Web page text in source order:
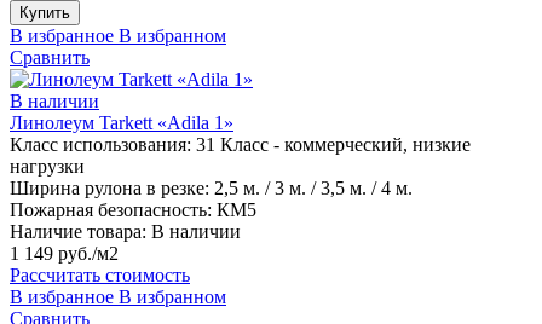
Купить
В избранное В избранном
Сравнить
В наличии
Линолеум Tarkett «Adila 1»
Класс использования: 31 Класс - коммерческий, низкие
нагрузки
Ширина рулона в резке: 2,5 м. / 3 м. / 3,5 м. / 4 м.
Пожарная безопасность: КМ5
Наличие товара: В наличии
1 149 руб./м2
Рассчитать стоимость
В избранное В избранном
Сравнить